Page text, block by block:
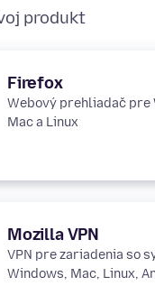
produkt
Firefox
Webový prehliadač pre
Mac a Linux
Mozilla VPN
VPN pre zariadenia so
Windows, Mac, Linux,